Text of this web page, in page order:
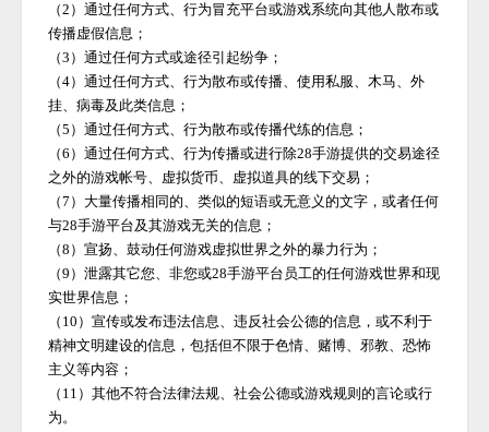
（2）通过任何方式、行为冒充平台或游戏系统向其他人散布或
传播虚假信息；
（3）通过任何方式或途径引起纷争；
（4）通过任何方式、行为散布或传播、使用私服、木马、外
挂、病毒及此类信息；
（5）通过任何方式、行为散布或传播代练的信息；
（6）通过任何方式、行为传播或进行除28手游提供的交易途径
之外的游戏帐号、虚拟货币、虚拟道具的线下交易；
（7）大量传播相同的、类似的短语或无意义的文字，或者任何
与28手游平台及其游戏无关的信息；
（8）宣扬、鼓动任何游戏虚拟世界之外的暴力行为；
（9）泄露其它您、非您或28手游平台员工的任何游戏世界和现
实世界信息；
（ 10）宣传或发布违法信息、违反社会公德的信息，或不利于
精神文明建设的信息，包括但不限于色情、赌博、邪教、恐怖
主义等内容；
（ 11）其他不符合法律法规、社会公德或游戏规则的言论或行
为。